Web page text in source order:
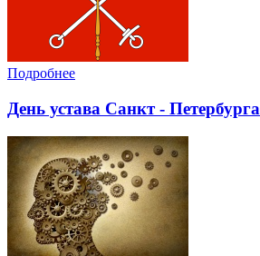
Подробнее
День устава Санкт - Петербурга